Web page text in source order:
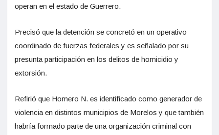
operan en el estado de Guerrero.
Precisó que la detención se concretó en un operativo
coordinado de fuerzas federales y es señalado por su
presunta participación en los delitos de homicidio y
extorsión.
Refirió que Homero N. es identificado como generador de
violencia en distintos municipios de Morelos y que también
habría formado parte de una organización criminal con